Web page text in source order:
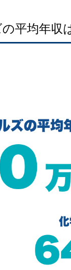
平均年収